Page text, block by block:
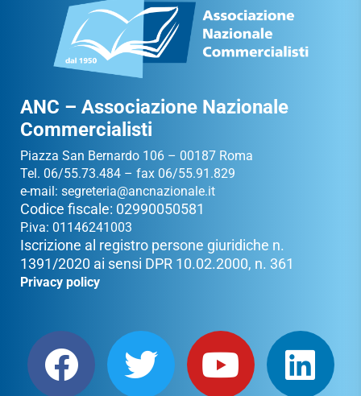
ANC – Associazione Nazionale
Commercialisti
Piazza San Bernardo 106 – 00187 Roma
Tel. 06/55.73.484 – fax 06/55.91.829
e-mail: segreteria@ancnazionale.it
Codice fiscale: 02990050581
P.iva: 01146241003
Iscrizione al registro persone giuridiche n.
1391/2020 ai sensi DPR 10.02.2000, n. 361
Privacy policy